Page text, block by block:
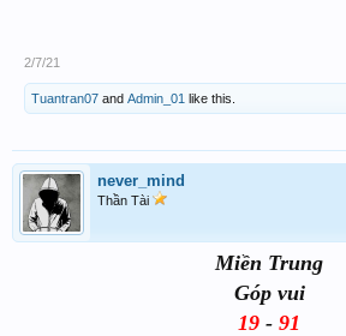
2/7/21
Tuantran07 and Admin_01 like this.
never_mind
Thần Tài
Miền Trung
Góp vui
19 - 91